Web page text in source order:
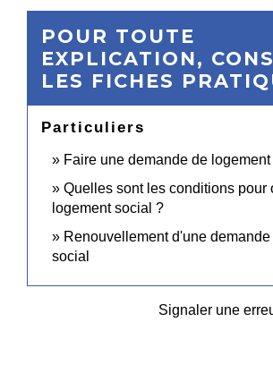
POUR TOUTE
EXPLICATION,
LES FICHES
Particuliers
Faire une demande de
Quelles sont les conditions pour
logement social ?
Renouvellement d'une
social
Signaler une